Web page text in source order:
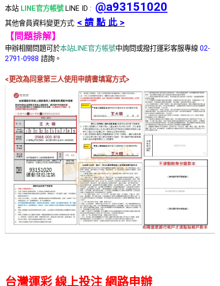
本站 LINE官方帳號LINE ID : @a93151020
其他會員資料變更方式: < 請 點 此 >
【問題排解】
申辦相關問題可於本站LINE官方帳號中詢問或撥打運彩客服專線 02-
2791-0988 諮詢。
<更改為同意第三人使用申請書填寫方式>
台灣運彩 線上投注 網路申辦